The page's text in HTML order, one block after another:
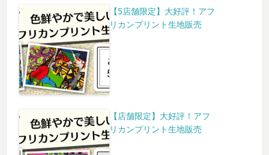
【5店舗限定】大好評！アフ
リカンプリント生地販売
【店舗限定】大好評！アフ
リカンプリント生地販売